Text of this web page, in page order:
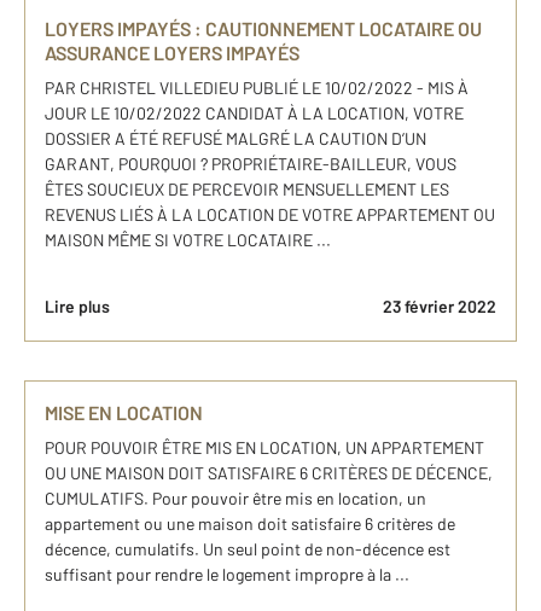
LOYERS IMPAYÉS : CAUTIONNEMENT LOCATAIRE OU
ASSURANCE LOYERS IMPAYÉS
PAR CHRISTEL VILLEDIEU PUBLIÉ LE 10/02/2022 - MIS À
JOUR LE 10/02/2022 CANDIDAT À LA LOCATION, VOTRE
DOSSIER A ÉTÉ REFUSÉ MALGRÉ LA CAUTION D’UN
GARANT, POURQUOI ? PROPRIÉTAIRE-BAILLEUR, VOUS
ÊTES SOUCIEUX DE PERCEVOIR MENSUELLEMENT LES
REVENUS LIÉS À LA LOCATION DE VOTRE APPARTEMENT OU
MAISON MÊME SI VOTRE LOCATAIRE ...
Lire plus 23 février 2022
MISE EN LOCATION
POUR POUVOIR ÊTRE MIS EN LOCATION, UN APPARTEMENT
OU UNE MAISON DOIT SATISFAIRE 6 CRITÈRES DE DÉCENCE,
CUMULATIFS. Pour pouvoir être mis en location, un
appartement ou une maison doit satisfaire 6 critères de
décence, cumulatifs. Un seul point de non-décence est
suffisant pour rendre le logement impropre à la ...